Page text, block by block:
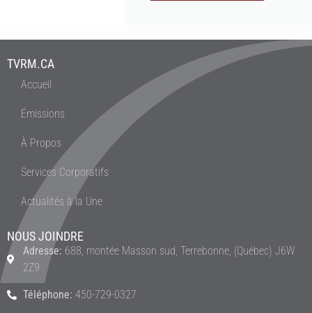
TVRM.CA
Accueil
Émissions
À Propos
Services Corporatifs
Actualités à la Une
NOUS JOINDRE
Adresse: 688, montée Masson sud, Terrebonne, (Québec) J6W
2Z9
Téléphone: 450-729-0327